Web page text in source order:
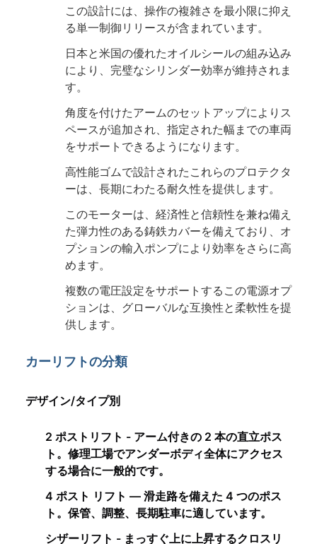
この設計には、操作の複雑さを最小限に抑え
る単一制御リリースが含まれています。
日本と米国の優れたオイルシールの組み込み
により、完璧なシリンダー効率が維持されま
す。
角度を付けたアームのセットアップによりス
ペースが追加され、指定された幅までの車両
をサポートできるようになります。
高性能ゴムで設計されたこれらのプロテクタ
ーは、長期にわたる耐久性を提供します。
このモーターは、経済性と信頼性を兼ね備え
た弾力性のある鋳鉄カバーを備えており、オ
プションの輸入ポンプにより効率をさらに高
めます。
複数の電圧設定をサポートするこの電源オプ
ションは、グローバルな互換性と柔軟性を提
供します。
カーリフトの分類
デザイン/タイプ別
2 ポストリフト - アーム付きの 2 本の直立ポス
ト。修理工場でアンダーボディ全体にアクセス
する場合に一般的です。
4 ポスト リフト — 滑走路を備えた 4 つのポス
ト。保管、調整、長期駐車に適しています。
シザーリフト - まっすぐ上に上昇するクロスリ